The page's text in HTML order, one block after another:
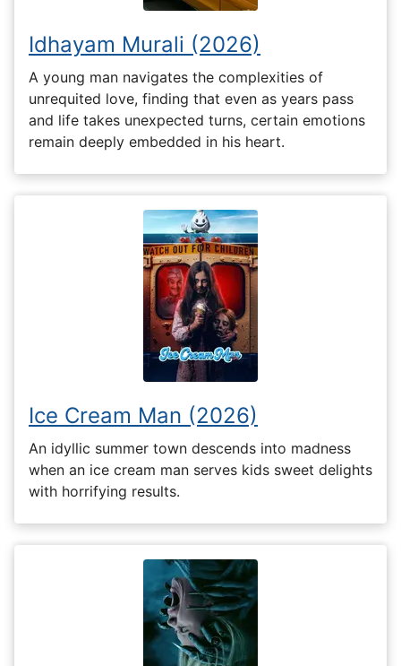
Idhayam Murali (2026)
A young man navigates the complexities of
unrequited love, finding that even as years pass
and life takes unexpected turns, certain emotions
remain deeply embedded in his heart.
Ice Cream Man (2026)
An idyllic summer town descends into madness
when an ice cream man serves kids sweet delights
with horrifying results.